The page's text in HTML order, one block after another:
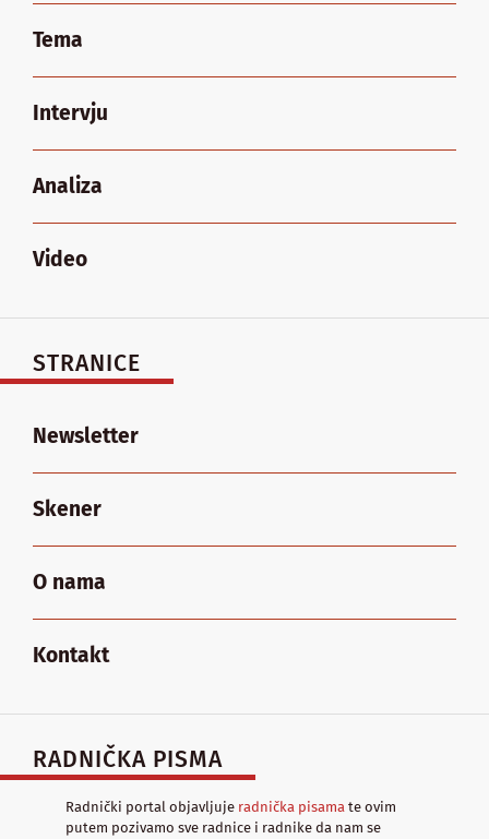
Tema
Intervju
Analiza
Video
STRANICE
Newsletter
Skener
O nama
Kontakt
RADNIČKA PISMA
Radnički portal objavljuje radnička pisama te ovim
putem pozivamo sve radnice i radnike da nam se